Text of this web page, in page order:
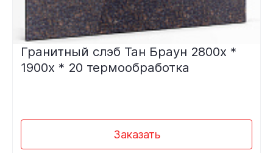
Гранитный слэб Тан Браун 2800х *
1900х * 20 термообработка
Заказать